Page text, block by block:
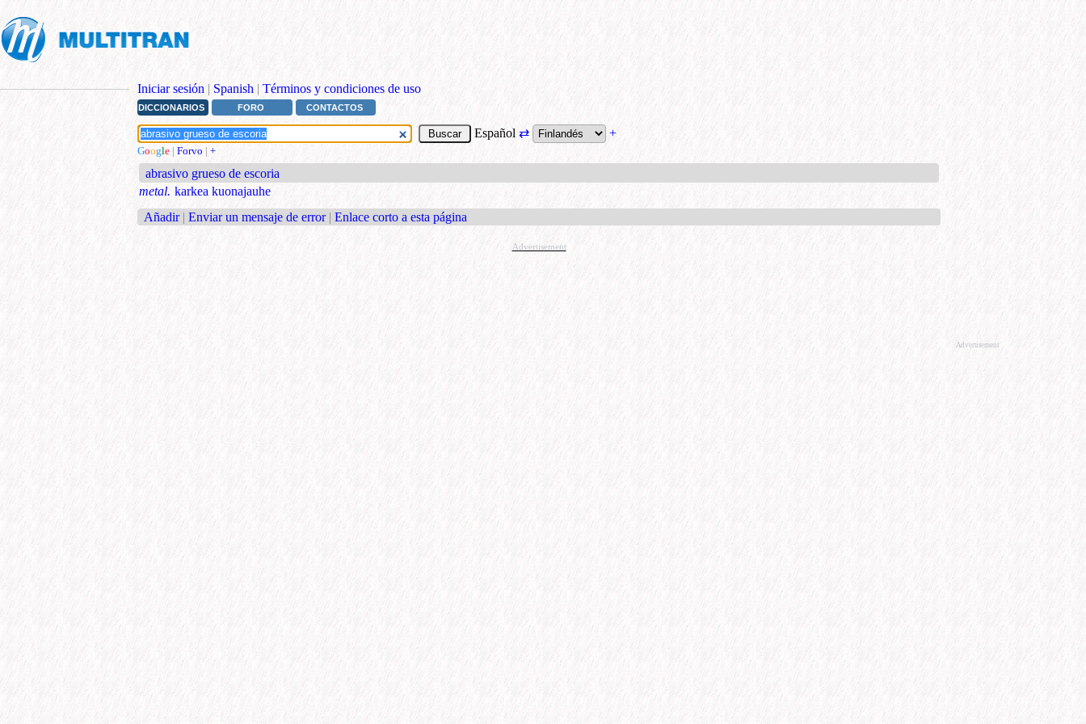
Iniciar sesión | Spanish | Términos y condiciones de uso
DICCIONARIOS FORO CONTACTOS
Español ⇄ +
Google | Forvo | +
abrasivo grueso de escoria
metal. karkea kuonajauhe
Añadir | Enviar un mensaje de error | Enlace corto a esta página
Advertisement
Advertisement